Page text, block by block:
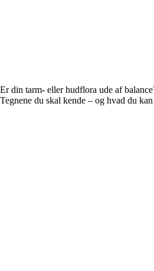
Er din tarm- eller hudflora ude af
Tegnene du skal kende – og hvad du